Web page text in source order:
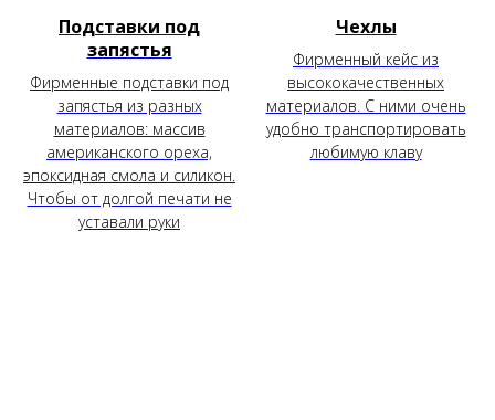
Подставки под
запястья
Фирменные подставки под
запястья из разных
материалов: массив
американского ореха,
эпоксидная смола и силикон.
Чтобы от долгой печати не
уставали руки
Чехлы
Фирменный кейс из
высококачественных
материалов. С ними очень
удобно транспортировать
любимую клаву